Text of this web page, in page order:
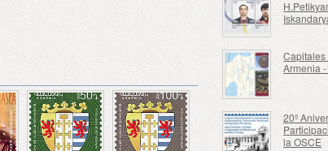
Capitales
Armenia
20º
la OSCE